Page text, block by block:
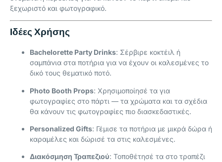
ξεχωριστό και φωτογραφικό.
Ιδέες Χρήσης
Bachelorette Party Drinks: Σέρβιρε κοκτέιλ ή
σαμπάνια στα ποτήρια για να έχουν οι καλεσμένες το
δικό τους θεματικό ποτό.
Photo Booth Props: Χρησιμοποίησέ τα για
φωτογραφίες στο πάρτι — τα χρώματα και τα σχέδια
θα κάνουν τις φωτογραφίες πιο διασκεδαστικές.
Personalized Gifts: Γέμισε τα ποτήρια με μικρά δώρα ή
καραμέλες και δώρισέ τα στις καλεσμένες.
Διακόσμηση Τραπεζιού: Τοποθέτησέ τα στο τραπέζι